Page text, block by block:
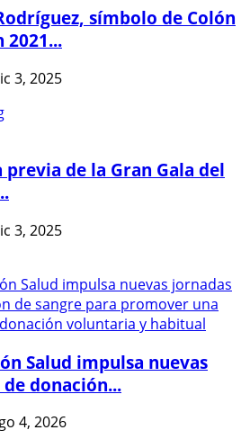
símbolo de Colón
2021...
3, 2025
previa de la Gran Gala del
3, 2025
Salud impulsa nuevas
donación...
4, 2026